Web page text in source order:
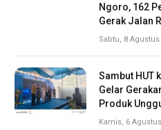
Ngoro, 162
Gerak Jalan
Sabtu, 8 Agustus
Sambut HUT
Gelar
Produk
Kamis, 6